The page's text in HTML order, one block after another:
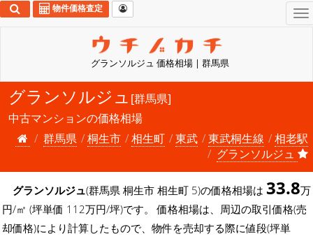
グランソルジュ 価格相場 | 群馬県
物件価格査定
グランソルジュ [群馬県]
中古マンションの価格相場
群馬県
桐生市 相生町 東武 東武桐生線
相老駅
グランソルジュ
グランソルジュ(群馬県 桐生市 相生町 5)の価格相場は 33.8万
円/㎡ (坪単価 112万円/坪)です。 価格相場は、周辺の取引価格(売
却価格)により計算したもので、物件を売却する際に値段(坪単